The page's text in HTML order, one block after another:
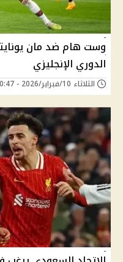
وست هام ضد مان
الدوري الإنجليزي
الثلاثاء 10/فبراير/2026 - 10:47 م